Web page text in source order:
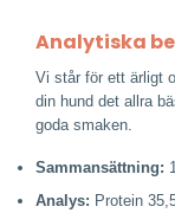
Analytiska
Vi står för ett ärligt
din hund det allra
goda smaken.
Sammansättning:
Analys: Protein